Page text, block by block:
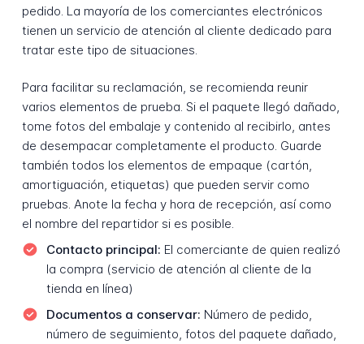
pedido. La mayoría de los comerciantes electrónicos
tienen un servicio de atención al cliente dedicado para
tratar este tipo de situaciones.
Para facilitar su reclamación, se recomienda reunir
varios elementos de prueba. Si el paquete llegó dañado,
tome fotos del embalaje y contenido al recibirlo, antes
de desempacar completamente el producto. Guarde
también todos los elementos de empaque (cartón,
amortiguación, etiquetas) que pueden servir como
pruebas. Anote la fecha y hora de recepción, así como
el nombre del repartidor si es posible.
Contacto principal: El comerciante de quien realizó
la compra (servicio de atención al cliente de la
tienda en línea)
Documentos a conservar: Número de pedido,
número de seguimiento, fotos del paquete dañado,